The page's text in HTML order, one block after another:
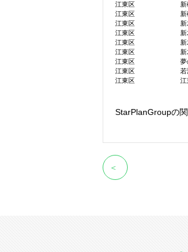
江東区
江東区
江東区
江東区
江東区
江東区
江東区
夢
江東区
若
江東区
江
StarPlanGroupの
＜